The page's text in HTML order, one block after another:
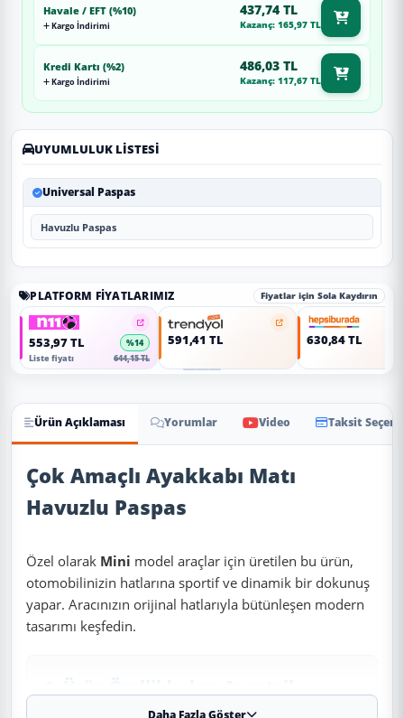
Havale / EFT (%10)
Kargo İndirimi
437,74 TL
Kazanç: 165,97 TL
Kredi Kartı (%2)
Kargo İndirimi
486,03 TL
Kazanç: 117,67 TL
UYUMLULUK LISTESI
Universal Paspas
Havuzlu Paspas
PLATFORM FIYATLARIMIZ Fiyatlar için Sola Kaydırın
553,97 TL
%14
Liste fiyatı
644,15 TL
591,41 TL 630,84 TL
Ürün Açıklaması Yorumlar Video Taksit
Ürün Açıklaması
Çok Amaçlı Ayakkabı Matı
Havuzlu Paspas
Özel olarak Mini model araçlar için üretilen bu ürün,
otomobilinizin hatlarına sportif ve dinamik bir dokunuş
yapar. Aracınızın orijinal hatlarıyla bütünleşen modern
tasarımı keşfedin.
✨ Ürün Özellikleri ve Avantajları
Daha Fazla Göster